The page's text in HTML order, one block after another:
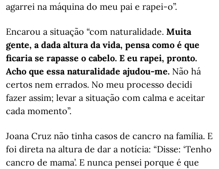
agarrei na máquina do meu pai e rapei-o”.
Encarou a situação “com naturalidade. Muita
gente, a dada altura da vida, pensa como é que
ficaria se rapasse o cabelo. E eu rapei, pronto.
Acho que essa naturalidade ajudou-me. Não há
certos nem errados. No meu processo decidi
fazer assim; levar a situação com calma e aceitar
cada momento”.
Joana Cruz não tinha casos de cancro na família. E
foi direta na altura de dar a notícia: “Disse: ‘Tenho
cancro de mama’. E nunca pensei porque é que